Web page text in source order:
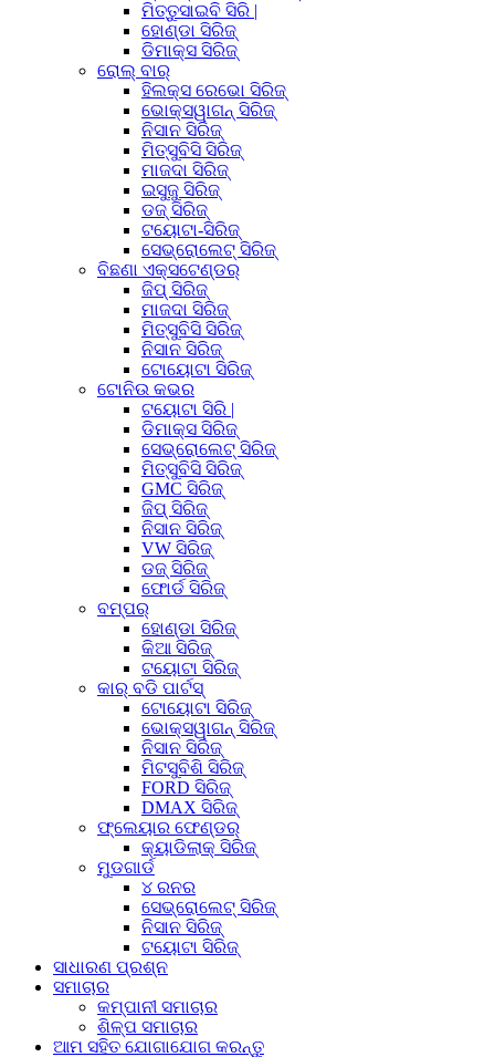
ମିତ୍ତୁସାଇବି ସିରି |
ହୋଣ୍ଡା ସିରିଜ୍
ଡିମାକ୍ସ ସିରିଜ୍
ରୋଲ୍ ବାର୍
ହିଲକ୍ସ ରେଭୋ ସିରିଜ୍
ଭୋକ୍ସୱାଗନ୍ ସିରିଜ୍
ନିସାନ ସିରିଜ୍
ମିତ୍ସୁବିସି ସିରିଜ୍
ମାଜଦା ସିରିଜ୍
ଇସୁଜୁ ସିରିଜ୍
ଡଜ୍ ସିରିଜ୍
ଟୟୋଟା-ସିରିଜ୍
ସେଭ୍ରୋଲେଟ୍ ସିରିଜ୍
ବିଛଣା ଏକ୍ସଟେଣ୍ଡର୍
ଜିପ୍ ସିରିଜ୍
ମାଜଦା ସିରିଜ୍
ମିତ୍ସୁବିସି ସିରିଜ୍
ନିସାନ ସିରିଜ୍
ଟୋୟୋଟା ସିରିଜ୍
ଟୋନିଉ କଭର
ଟୟୋଟା ସିରି |
ଡିମାକ୍ସ ସିରିଜ୍
ସେଭ୍ରୋଲେଟ୍ ସିରିଜ୍
ମିତ୍ସୁବିସି ସିରିଜ୍
GMC ସିରିଜ୍
ଜିପ୍ ସିରିଜ୍
ନିସାନ ସିରିଜ୍
VW ସିରିଜ୍
ଡଜ୍ ସିରିଜ୍
ଫୋର୍ଡ ସିରିଜ୍
ବମ୍ପର୍
ହୋଣ୍ଡା ସିରିଜ୍
କିଆ ସିରିଜ୍
ଟୟୋଟା ସିରିଜ୍
କାର୍ ବଡି ପାର୍ଟସ୍
ଟୋୟୋଟା ସିରିଜ୍
ଭୋକ୍ସୱାଗନ୍ ସିରିଜ୍
ନିସାନ ସିରିଜ୍
ମିଟସୁବିଶି ସିରିଜ୍
FORD ସିରିଜ୍
DMAX ସିରିଜ୍
ଫ୍ଲେୟାର ଫେଣ୍ଡର୍
କ୍ୟାଡିଲାକ୍ ସିରିଜ୍
ମୁଡଗାର୍ଡ
୪ ରନର
ସେଭ୍ରୋଲେଟ୍ ସିରିଜ୍
ନିସାନ ସିରିଜ୍
ଟୟୋଟା ସିରିଜ୍
ସାଧାରଣ ପ୍ରଶ୍ନ
ସମାଚାର
କମ୍ପାନୀ ସମାଚାର
ଶିଳ୍ପ ସମାଚାର
ଆମ ସହିତ ଯୋଗାଯୋଗ କରନ୍ତୁ